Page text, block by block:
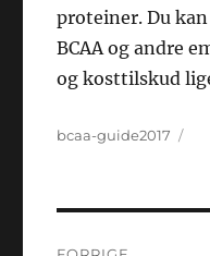
proteiner. Du
BCAA og andre
og kosttilskud
Forfatter
bcaa-guide2017